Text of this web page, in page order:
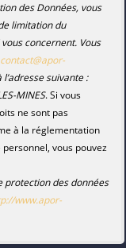
des Données, vous
limitation du
concernent. Vous
contact@apor-
suivante :
MINES. Si vous
ne sont pas
à la réglementation
vous pouvez
protection des données
www.apor-